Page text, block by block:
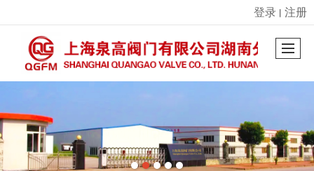
很遗憾，因您的浏览器版本过低导致无法获得最佳浏览体验，推荐下载安装谷歌浏览器！
登录 丨 注册